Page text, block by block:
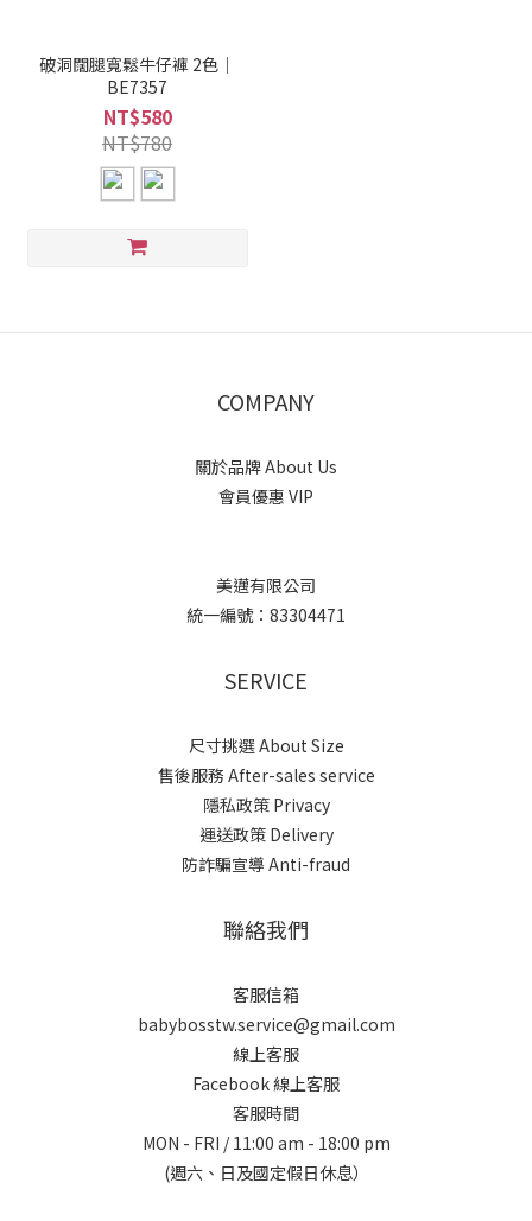
破洞闊腿寬鬆牛仔褲 2色｜
BE7357
NT$580
NT$780
COMPANY
關於品牌 About Us
會員優惠 VIP
美邁有限公司
統一編號：83304471
SERVICE
尺寸挑選 About Size
售後服務 After-sales service
隱私政策 Privacy
運送政策 Delivery
防詐騙宣導 Anti-fraud
聯絡我們
客服信箱
babybosstw.service@gmail.com
線上客服
Facebook 線上客服
客服時間
MON - FRI / 11:00 am - 18:00 pm
(週六、日及國定假日休息）